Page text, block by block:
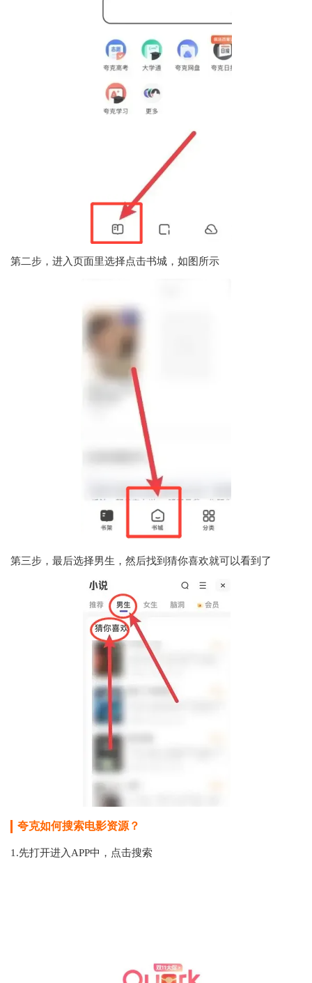
第二步，进入页面里选择点击书城，如图所示
第三步，最后选择男生，然后找到猜你喜欢就可以看到了
夸克如何搜索电影资源？
1.先打开进入APP中，点击搜索